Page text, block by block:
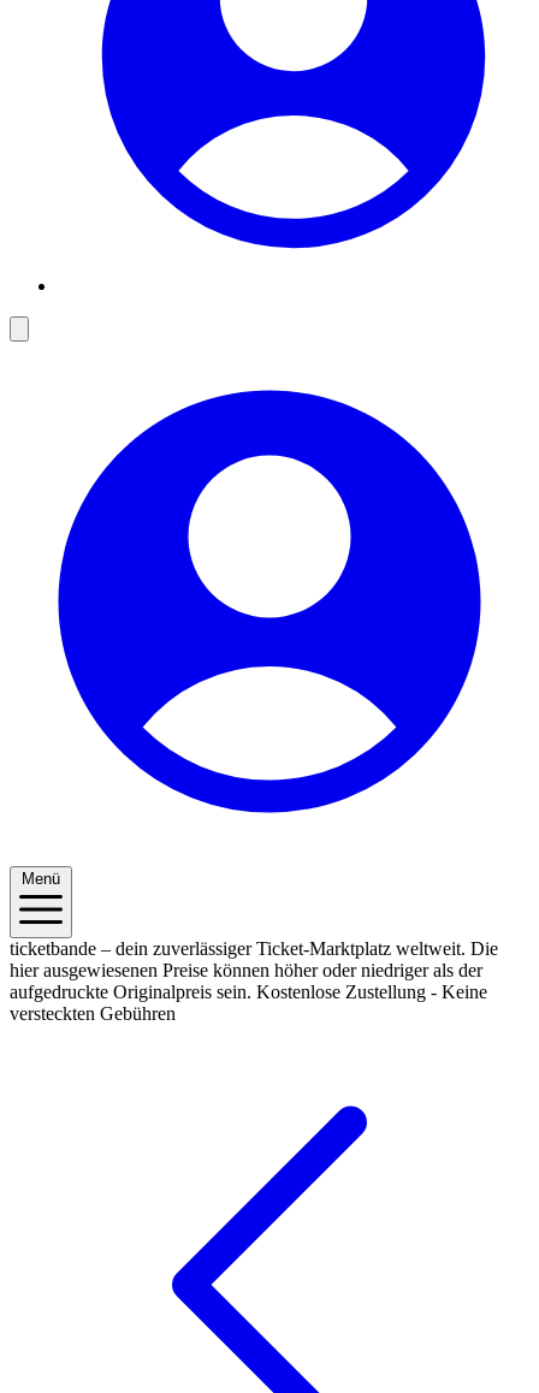
Menü
ticketbande – dein zuverlässiger Ticket-Marktplatz weltweit. Die
hier ausgewiesenen Preise können höher oder niedriger als der
aufgedruckte Originalpreis sein. Kostenlose Zustellung - Keine
versteckten Gebühren